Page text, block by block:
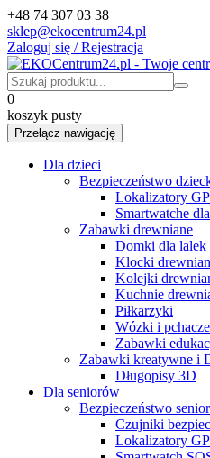
+48 74 307 03 38
sklep@ekocentrum24.pl
Zaloguj się / Rejestracja
0
koszyk pusty
Przełącz nawigację
Dla dzieci
Bezpieczeństwo
Lokalizatory
Smartwatche
Zabawki drewniane
Domki dla lalek
Klocki
Kolejki
Kuchnie
Piłkarzyki
Wózki i pchacze
Zabawki
Zabawki kreatywne i
Długopisy 3D
Dla seniorów
Bezpieczeństwo
Czujniki
Lokalizatory